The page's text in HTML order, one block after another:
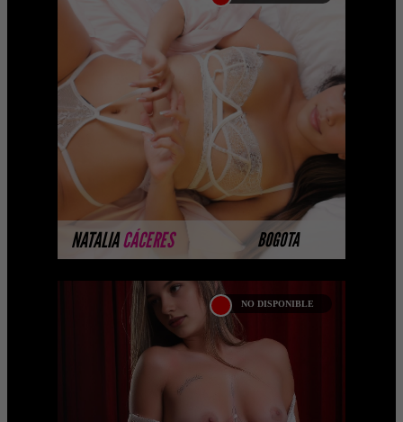
NATALIACÁCERES BOGOTA
NATALIA CÁCERES
Hola cariño, me llamo Natalia, soy una
preciosa prepago de Bogotá . Soy una
perfecta mezcla entre pasión y dulzura,
con unos pecho ...
MÁS INFORMACIÓN
NO DISPONIBLE
SARAY ROSANIA
Las mejores prepagos escorts, call girls,
putas, putas y acompañantes
mejor agencia de Colombia ...